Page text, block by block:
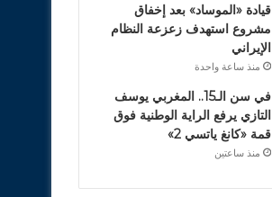
قيادة «الموساد» بعد إخفاق
مشروع استهدف زعزعة النظام
الإيراني
منذ ساعة واحدة
في سن الـ15.. المغربي يوسف
التازي يرفع الراية الوطنية فوق
قمة «كانغ ياتسي 2»
منذ ساعتين